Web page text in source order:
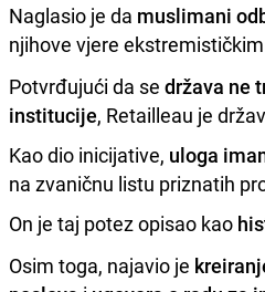
Naglasio je da muslimani
njihove vjere
Potvrđujući da se država ne
institucije, Retailleau je
Kao dio inicijative, uloga
na zvaničnu listu priznatih
On je taj potez opisao kao
Osim toga, najavio je